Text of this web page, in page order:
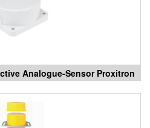
Analogue-Sensor Proxitron